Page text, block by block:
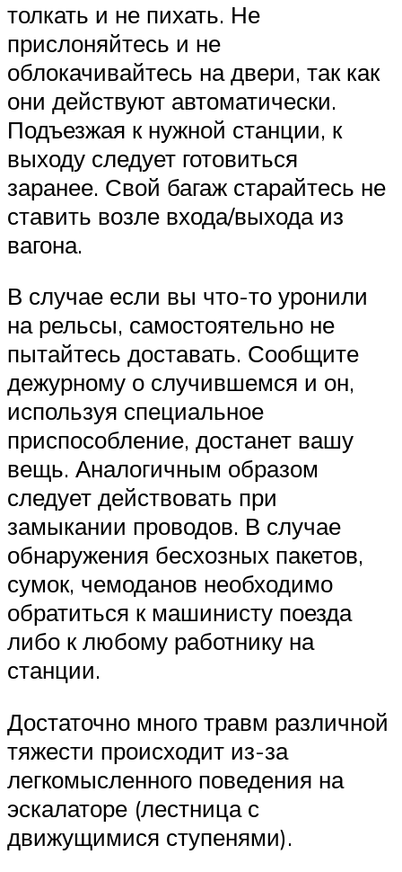
толкать и не пихать. Не
прислоняйтесь и не
облокачивайтесь на двери, так как
они действуют автоматически.
Подъезжая к нужной станции, к
выходу следует готовиться
заранее. Свой багаж старайтесь не
ставить возле входа/выхода из
вагона.
В случае если вы что-то уронили
на рельсы, самостоятельно не
пытайтесь доставать. Сообщите
дежурному о случившемся и он,
используя специальное
приспособление, достанет вашу
вещь. Аналогичным образом
следует действовать при
замыкании проводов. В случае
обнаружения бесхозных пакетов,
сумок, чемоданов необходимо
обратиться к машинисту поезда
либо к любому работнику на
станции.
Достаточно много травм различной
тяжести происходит из-за
легкомысленного поведения на
эскалаторе (лестница с
движущимися ступенями).